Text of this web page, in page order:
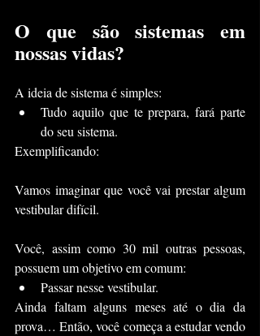
O que são sistemas em
nossas vidas?
A ideia de sistema é simples:
Tudo aquilo que te prepara, fará parte
do seu sistema.
Exemplificando:
Vamos imaginar que você vai prestar algum
vestibular difícil.
Você, assim como 30 mil outras pessoas,
possuem um objetivo em comum:
Passar nesse vestibular.
Ainda faltam alguns meses até o dia da
prova… Então, você começa a estudar vendo